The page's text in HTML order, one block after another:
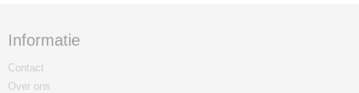
Informatie
Contact
Over ons